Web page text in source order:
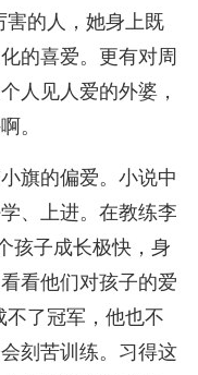
害的人，她身上既
的喜爱。更有对周
人见人爱的外婆，
。
旗的偏爱。小说中
、上进。在教练李
孩子成长极快，身
看他们对孩子的爱
不了冠军，他也不
刻苦训练。习得这